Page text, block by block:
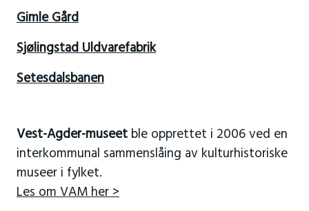
Gimle Gård
Sjølingstad Uldvarefabrik
Setesdalsbanen
Vest-Agder-museetble opprettet i 2006 ved en
interkommunal sammenslåing av kulturhistoriske
museer i fylket.
Les om VAM her >